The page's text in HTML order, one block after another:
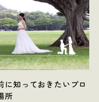
に知っておきたいプロ
所